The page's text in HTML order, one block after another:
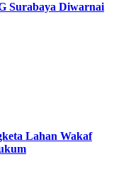
Surabaya Diwarnai
Lahan Wakaf